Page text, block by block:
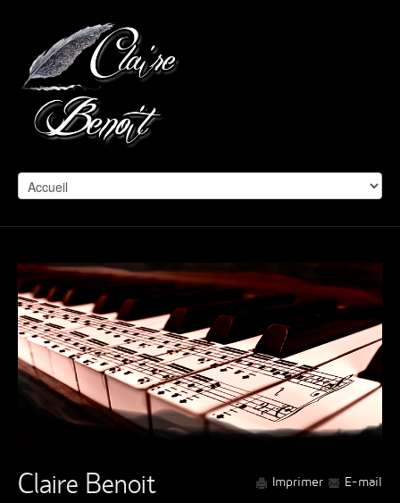
E-mail
Imprimer
Claire Benoit